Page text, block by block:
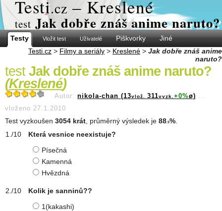
Testi.cz – Kreslené
test Jak dobře znáš anime naruto?
Testy Vložit test Uživatelé Piškvorky
Jiné
Testi.cz > Filmy a seriály > Kreslené > Jak dobře znáš anime
naruto?
test Jak dobře znáš anime naruto?
(Kreslené)
Autor: nikola-chan (13vlož. 311vyzk. +0%ø) ...
vloženo 27.1.2010
Test vyzkoušen 3054 krát , průměrný výsledek je 88 .9%
Která vesnice neexistuje?
Písečná
Kamenná
Hvězdná
Kolik je sanninů??
1(kakashi)